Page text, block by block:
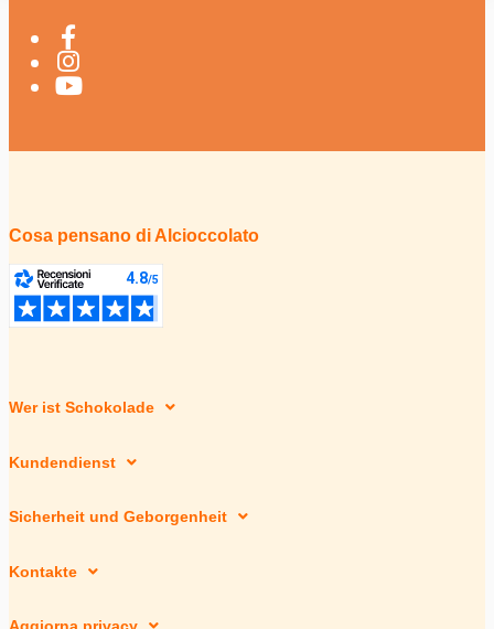
Cosa pensano di Alcioccolato
Wer ist Schokolade
Kundendienst
Sicherheit und Geborgenheit
Kontakte